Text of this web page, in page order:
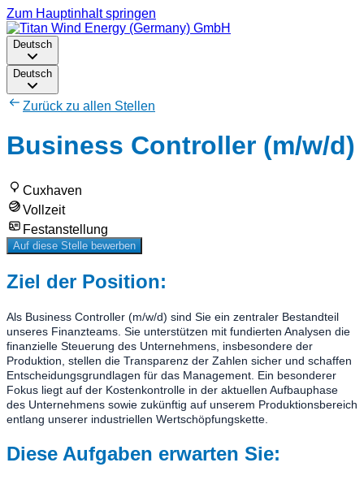
Zum Hauptinhalt springen
Deutsch
Deutsch
Zurück zu allen Stellen
Business Controller (m/w/d)
Cuxhaven
Vollzeit
Festanstellung
Auf diese Stelle bewerben
Ziel der Position:
Als Business Controller (m/w/d) sind Sie ein zentraler Bestandteil
unseres Finanzteams. Sie unterstützen mit fundierten Analysen die
finanzielle Steuerung des Unternehmens, insbesondere der
Produktion, stellen die Transparenz der Zahlen sicher und schaffen
Entscheidungsgrundlagen für das Management. Ein besonderer
Fokus liegt auf der Kostenkontrolle in der aktuellen Aufbauphase
des Unternehmens sowie zukünftig auf unserem Produktionsbereich
entlang unserer industriellen Wertschöpfungskette.
Diese Aufgaben erwarten Sie: